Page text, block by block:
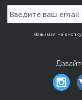
Нажимая на кнопку